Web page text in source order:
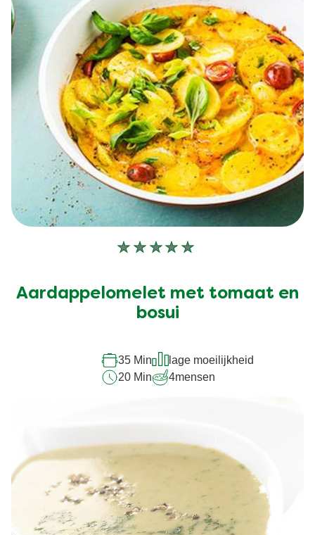
Geen
voor
deze
Aardappelomelet met tomaat en
bosui
35 Min
lage moeilijkheid
20 Min
4mensen